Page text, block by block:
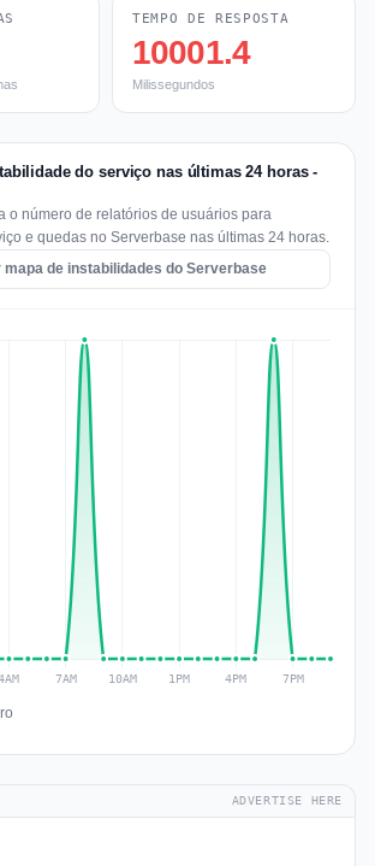
TEMPO DE RESPOSTA
10001.4
Milissegundos
do serviço nas últimas 24 horas -
o número de relatórios de usuários para
e quedas no Serverbase nas últimas 24 horas.
mapa de instabilidades do Serverbase
ADVERTISE HERE